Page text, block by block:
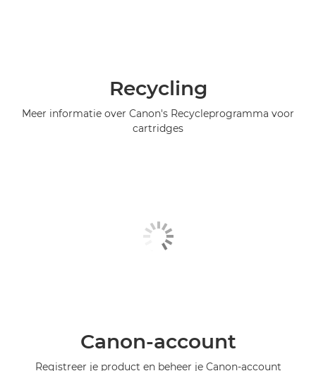
Recycling
Meer informatie over Canon's Recycleprogramma voor
cartridges
Canon-account
Registreer je product en beheer je Canon-account